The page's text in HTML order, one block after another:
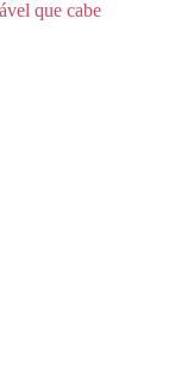
que cabe